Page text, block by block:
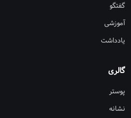
گفتگو
آموزشی
یادداشت
گالری
پوستر
نشانه